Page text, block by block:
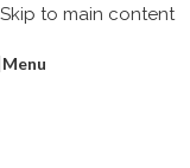
Skip to main content
Menu